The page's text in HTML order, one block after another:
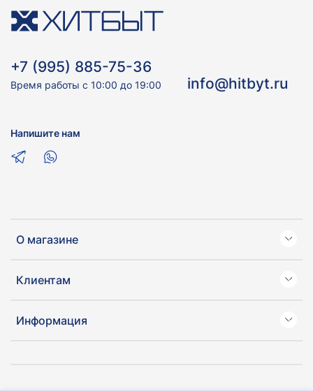
О магазине
Клиентам
Информация
+7 (995) 885-75-36
Время работы с 10:00 до 19:00 info@hitbyt.ru
Напишите нам